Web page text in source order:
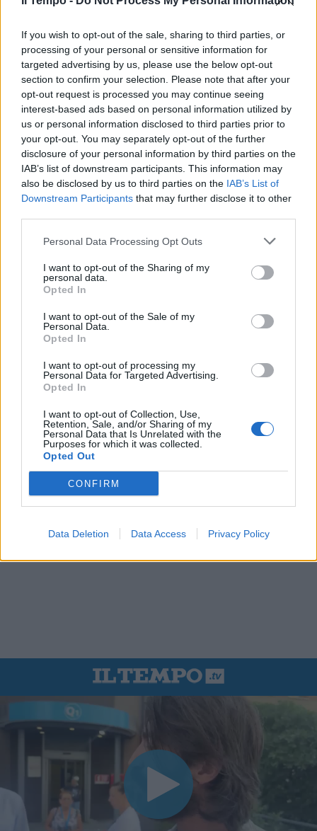
If you wish to opt-out of the sale, sharing to third parties, or
processing of your personal or sensitive information for
targeted advertising by us, please use the below opt-out
section to confirm your selection. Please note that after your
opt-out request is processed you may continue seeing
interest-based ads based on personal information utilized by
us or personal information disclosed to third parties prior to
your opt-out. You may separately opt-out of the further
disclosure of your personal information by third parties on the
IAB’s list of downstream participants. This information may
also be disclosed by us to third parties on the IAB’s List of
Downstream Participants that may further disclose it to other
Personal Data Processing Opt Outs
I want to opt-out of the Sharing of my
personal data.
Opted In
I want to opt-out of the Sale of my
Personal Data.
Opted In
I want to opt-out of processing my
Personal Data for Targeted Advertising.
Opted In
I want to opt-out of Collection, Use,
Retention, Sale, and/or Sharing of my
Personal Data that Is Unrelated with the
Purposes for which it was collected.
Opted Out
CONFIRM
Data Deletion Data Access Privacy Policy